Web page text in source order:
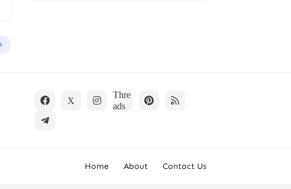
Home About
Contact Us